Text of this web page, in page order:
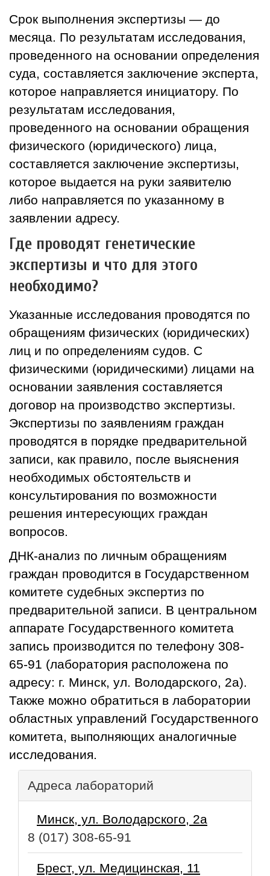
Срок выполнения экспертизы — до
месяца. По результатам исследования,
проведенного на основании определения
суда, составляется заключение эксперта,
которое направляется инициатору. По
результатам исследования,
проведенного на основании обращения
физического (юридического) лица,
составляется заключение экспертизы,
которое выдается на руки заявителю
либо направляется по указанному в
заявлении адресу.
Где проводят генетические
экспертизы и что для этого
необходимо?
Указанные исследования проводятся по
обращениям физических (юридических)
лиц и по определениям судов. С
физическими (юридическими) лицами на
основании заявления составляется
договор на производство экспертизы.
Экспертизы по заявлениям граждан
проводятся в порядке предварительной
записи, как правило, после выяснения
необходимых обстоятельств и
консультирования по возможности
решения интересующих граждан
вопросов.
ДНК-анализ по личным обращениям
граждан проводится в Государственном
комитете судебных экспертиз по
предварительной записи. В центральном
аппарате Государственного комитета
запись производится по телефону 308-
65-91 (лаборатория расположена по
адресу: г. Минск, ул. Володарского, 2а).
Также можно обратиться в лаборатории
областных управлений Государственного
комитета, выполняющих аналогичные
исследования.
Адреса лабораторий
Минск, ул. Володарского, 2а
8 (017) 308-65-91
Брест, ул. Медицинская, 11